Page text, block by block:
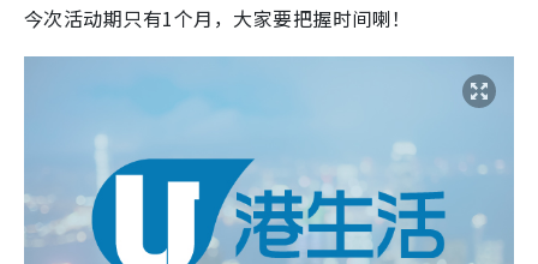
今次活动期只有1个月，大家要把握时间喇！